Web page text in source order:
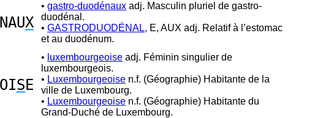
X
• gastro-duodénaux adj. Masculin pluriel de gastro-
duodénal.
• GASTRODUODÉNAL, E, AUX adj. Relatif à l’estomac
et au duodénum.
SE
• luxembourgeoise adj. Féminin singulier de
luxembourgeois.
• Luxembourgeoise n.f. (Géographie) Habitante de la
ville de Luxembourg.
• Luxembourgeoise n.f. (Géographie) Habitante du
Grand-Duché de Luxembourg.